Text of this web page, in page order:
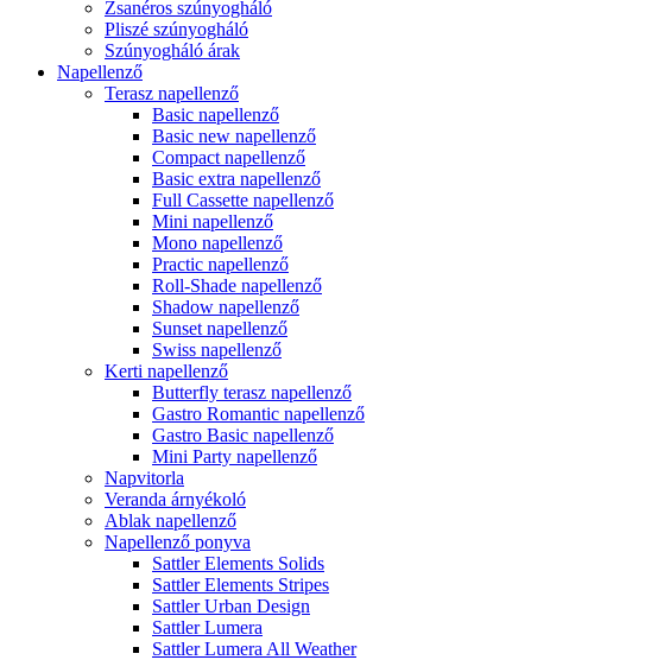
Zsanéros szúnyogháló
Pliszé szúnyogháló
Szúnyogháló árak
Napellenző
Terasz napellenző
Basic napellenző
Basic new napellenző
Compact napellenző
Basic extra napellenző
Full Cassette napellenző
Mini napellenző
Mono napellenző
Practic napellenző
Roll-Shade napellenző
Shadow napellenző
Sunset napellenző
Swiss napellenző
Kerti napellenző
Butterfly terasz napellenző
Gastro Romantic napellenző
Gastro Basic napellenző
Mini Party napellenző
Napvitorla
Veranda árnyékoló
Ablak napellenző
Napellenző ponyva
Sattler Elements Solids
Sattler Elements Stripes
Sattler Urban Design
Sattler Lumera
Sattler Lumera All Weather